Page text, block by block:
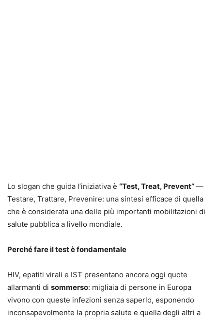
Lo slogan che guida l’iniziativa è “Test, Treat, Prevent” —
Testare, Trattare, Prevenire: una sintesi efficace di quella
che è considerata una delle più importanti mobilitazioni di
salute pubblica a livello mondiale.
Perché fare il test è fondamentale
HIV, epatiti virali e IST presentano ancora oggi quote
allarmanti di sommerso: migliaia di persone in Europa
vivono con queste infezioni senza saperlo, esponendo
inconsapevolmente la propria salute e quella degli altri a